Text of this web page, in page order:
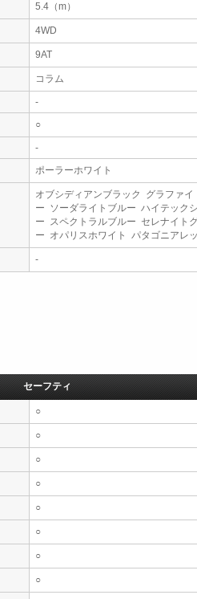
5.4（m）
4WD
9AT
コラム
-
○
-
ポーラーホワイト
オブシディアンブラック グラファイ
ー ソーダライトブルー ハイテック
ー スペクトラルブルー セレナイト
ー オパリスホワイト パタゴニアレ
-
セーフティ
○
○
○
○
○
○
○
○